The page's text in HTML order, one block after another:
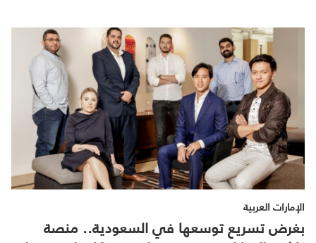
الإمارات العربية
بغرض تسريع توسعها في السعودية.. منصة